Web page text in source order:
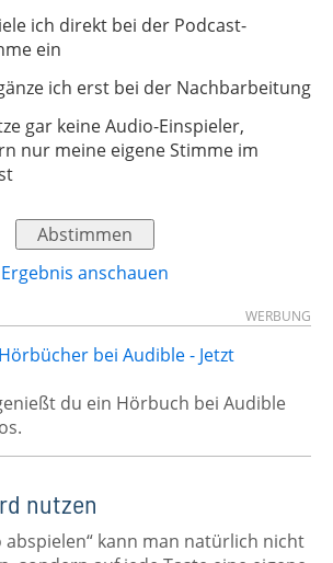
ich direkt bei der Podcast-
ein
ich erst bei der Nachbarbeitung
gar keine Audio-Einspieler,
nur meine eigene Stimme im
Ergebnis anschauen
WERBUNG
bei Audible - Jetzt
du ein Hörbuch bei Audible
nutzen
abspielen“ kann man natürlich nicht